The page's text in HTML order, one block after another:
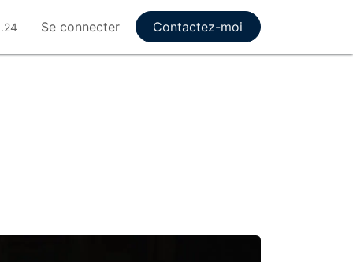
Se connecter Contactez-moi